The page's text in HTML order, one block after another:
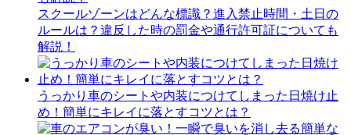
スクールゾーンはどんな標識？進入禁止時間・土日の
ルールは？違反した時の罰金や通行許可証についても
解説！
うっかり車のシートや内装につけてしまった日焼け止
め！簡単にキレイに落とすコツとは？